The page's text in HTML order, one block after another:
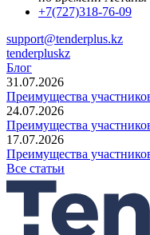
+7(727)318-76-09
support@tenderplus.kz
tenderpluskz
Блог
31.07.2026
Преимущества
24.07.2026
Преимущества
17.07.2026
Преимущества
Все статьи